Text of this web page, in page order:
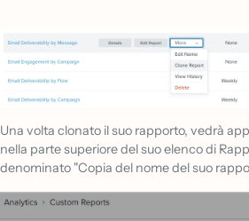
Una volta clonato il suo rapporto, vedrà
nella parte superiore del suo elenco di
denominato "Copia del nome del suo